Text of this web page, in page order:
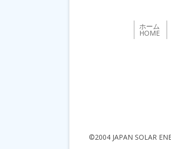
ホーム
HOME
©2004 JAPAN SOLAR